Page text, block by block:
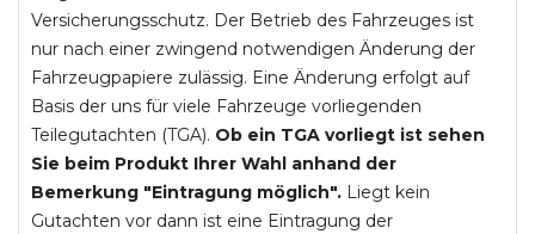
Versicherungsschutz. Der Betrieb des Fahrzeuges ist
nur nach einer zwingend notwendigen Änderung der
Fahrzeugpapiere zulässig. Eine Änderung erfolgt auf
Basis der uns für viele Fahrzeuge vorliegenden
Teilegutachten (TGA). Ob ein TGA vorliegt ist sehen
Sie beim Produkt Ihrer Wahl anhand der
Bemerkung "Eintragung möglich". Liegt kein
Gutachten vor dann ist eine Eintragung der